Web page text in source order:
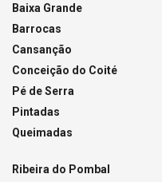
Baixa Grande
Barrocas
Cansanção
Conceição do Coité
Pé de Serra
Pintadas
Queimadas
Ribeira do Pombal